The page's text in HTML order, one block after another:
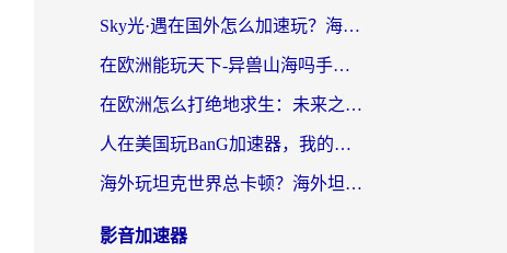
Sky光·遇在国外怎么加速玩？海外党亲测有效的国服游戏加速指南
在欧洲能玩天下-异兽山海吗手游？海外玩家的加速器生存指南
在欧洲怎么打绝地求生：未来之役不卡？留学生亲测的加速器避坑指南
人在美国玩BanG加速器，我的延迟终于绿了
海外玩坦克世界总卡顿？海外坦克世界加速器有哪些？实测好用的选择在这里
影音加速器